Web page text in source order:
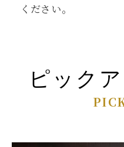
ください。
ピック